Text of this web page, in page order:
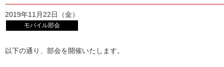
2019年11月22日（金）
モバイル部会
以下の通り、部会を開催いたします。